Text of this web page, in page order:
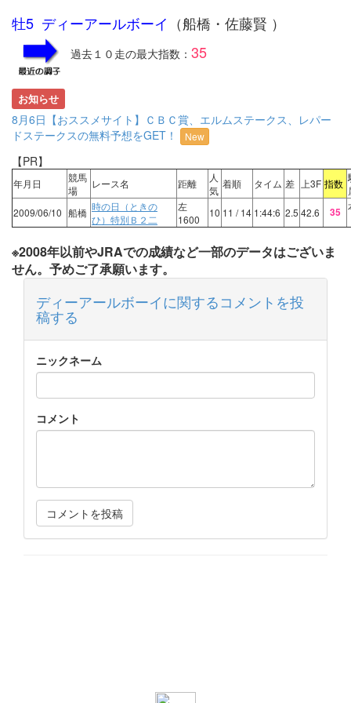
牡5 ディーアールボーイ （船橋・佐藤賢 ）
過去１０走の最大指数： 35
お知らせ
8月6日【おススメサイト】ＣＢＣ賞、エルムステークス、レパー
ドステークスの無料予想をGET！
New
【PR】
年月日
競馬
場
レース名 距離
人
気
着順 タイム 差 上3F 指数
2009/06/10 船橋 時の日（ときの
ひ）特別Ｂ２二
左
1600
10 11 / 14 1:44:6 2.5 42.6 35
※2008年以前やJRAでの成績など一部のデータはございま
せん。予めご了承願います。
ディーアールボーイに関するコメントを投
稿する
ニックネーム
コメント